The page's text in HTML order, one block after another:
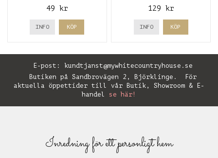
49 kr
INFO KÖP
129 kr
INFO KÖP
E-post: kundtjanst@mywhitecountryhouse.se
Butiken på Sandbrovägen 2, Björklinge. För
aktuella öppettider till vår Butik, Showroom & E-
handel se här!
Inredning för ett personligt hem